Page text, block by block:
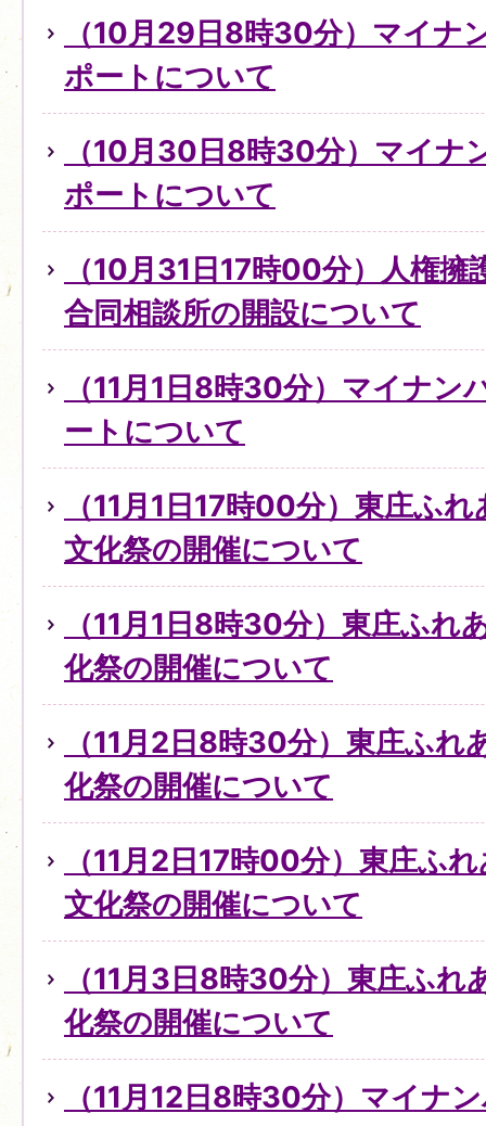
（10月29日8時30分）マイナ
ポートについて
（10月30日8時30分）マイナ
ポートについて
（10月31日17時00分）人権擁
合同相談所の開設について
（11月1日8時30分）マイナン
ートについて
（11月1日17時00分）東庄ふ
文化祭の開催について
（11月1日8時30分）東庄ふれ
化祭の開催について
（11月2日8時30分）東庄ふれ
化祭の開催について
（11月2日17時00分）東庄ふ
文化祭の開催について
（11月3日8時30分）東庄ふれ
化祭の開催について
（11月12日8時30分）マイナ